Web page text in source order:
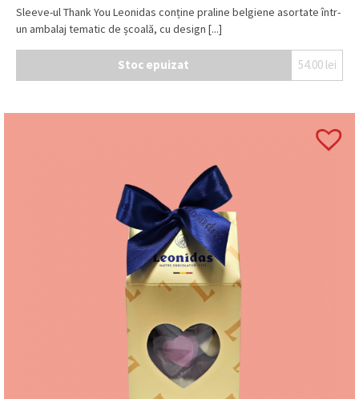
Sleeve-ul Thank You Leonidas conține praline belgiene asortate într-
un ambalaj tematic de școală, cu design [...]
Stoc epuizat 54.00 lei